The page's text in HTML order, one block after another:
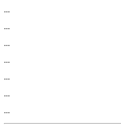
...
...
...
...
...
...
...